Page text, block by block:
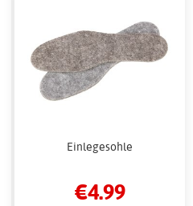
Einlegesohle
€4.99